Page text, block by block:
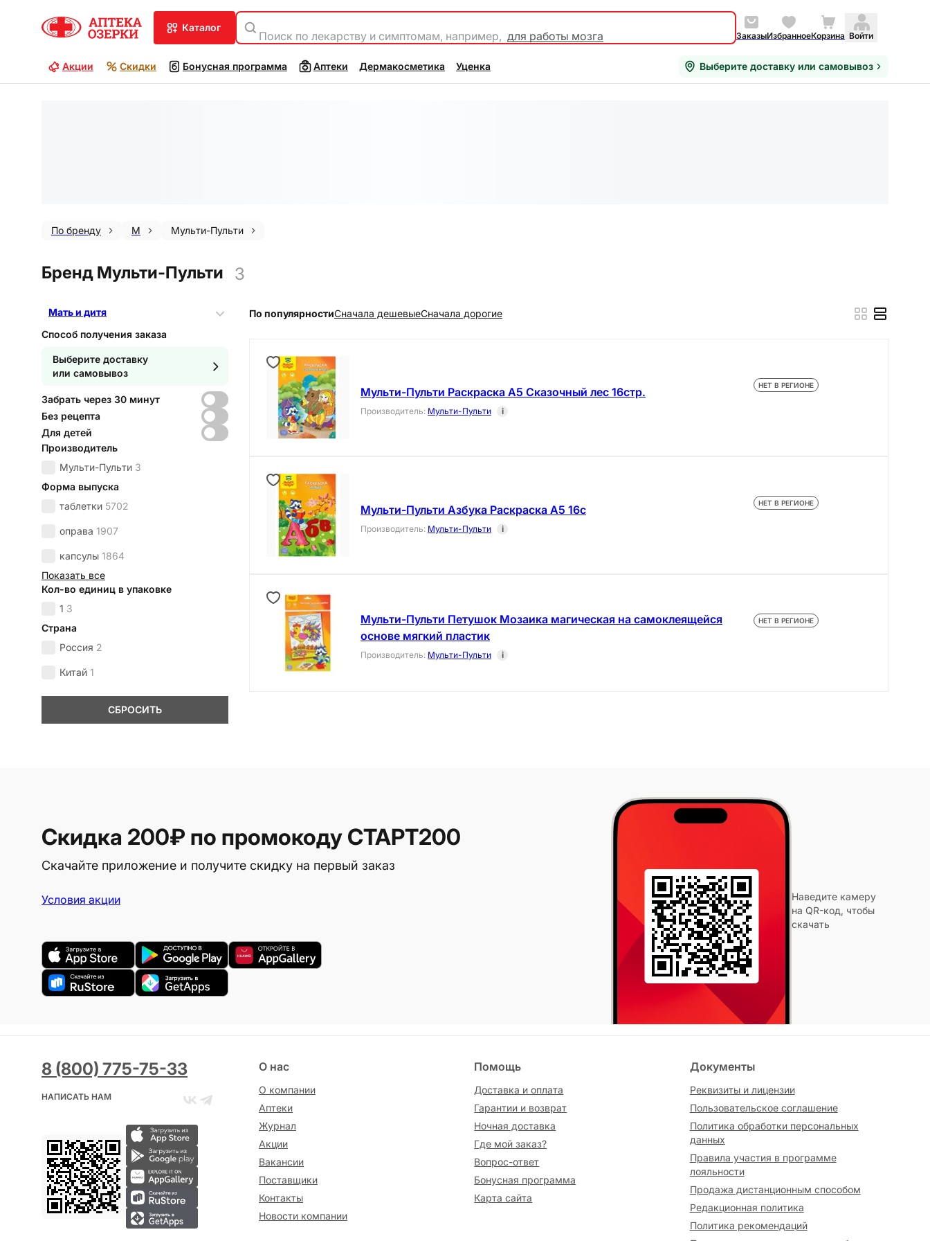
каталог
Поиск по лекарству и симптомам, например, для работы мозга ЗаказыИзбранноеКорзина Войти
Акции Скидки Бонусная программа Аптеки Дермакосметика Уценка Выберите доставку или самовывоз
По бренду М Мульти-Пульти
Бренд Мульти-Пульти 3
Мать и дитя
Способ получения заказа
Выберите доставку
или самовывоз
Забрать через 30 минут
Без рецепта
Для детей
Производитель
Мульти-Пульти 3
Форма выпуска
таблетки 5702
оправа 1907
капсулы 1864
Показать все
Кол-во единиц в упаковке
1 3
Страна
Россия 2
Китай 1
СБРОСИТЬ
По популярностиCначала дешевыеCначала дорогие
Мульти-Пульти Раскраска А5 Сказочный лес 16стр.
Производитель: Мульти-Пульти i
НЕТ В РЕГИОНЕ
Мульти-Пульти Азбука Раскраска A5 16с
Производитель: Мульти-Пульти i
НЕТ В РЕГИОНЕ
Мульти-Пульти Петушок Мозаика магическая на самоклеящейся
основе мягкий пластик
Производитель: Мульти-Пульти i
НЕТ В РЕГИОНЕ
Скидка 200₽ по промокоду СТАРТ200
Скачайте приложение и получите скидку на первый заказ
Условия акции
Наведите камеру
на QR-код, чтобы
скачать
8 (800) 775-75-33
НАПИСАТЬ НАМ
О нас
О компании
Аптеки
Журнал
Акции
Вакансии
Поставщики
Контакты
Новости компании
Помощь
Доставка и оплата
Гарантии и возврат
Ночная доставка
Где мой заказ?
Вопрос-ответ
Бонусная программа
Карта сайта
Документы
Реквизиты и лицензии
Пользовательское соглашение
Политика обработки персональных
данных
Правила участия в программе
лояльности
Продажа дистанционным способом
Редакционная политика
Политика рекомендаций